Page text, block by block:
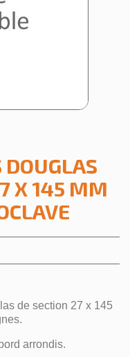
DOUGLAS
X 145 MM
de section 27 x 145
arrondis.